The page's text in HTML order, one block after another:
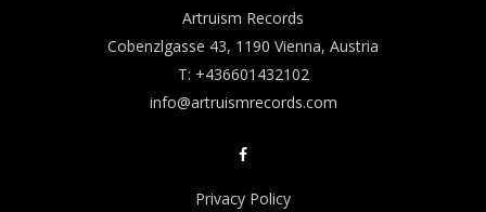
Artruism Records
Cobenzlgasse 43, 1190 Vienna, Austria
T: +436601432102
info@artruismrecords.com
Privacy Policy